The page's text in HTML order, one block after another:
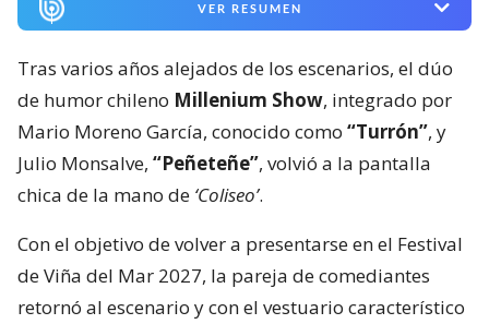
VER RESUMEN
Tras varios años alejados de los escenarios, el dúo
de humor chileno Millenium Show, integrado por
Mario Moreno García, conocido como “Turrón”, y
Julio Monsalve, “Peñeteñe”, volvió a la pantalla
chica de la mano de ‘Coliseo’.
Con el objetivo de volver a presentarse en el Festival
de Viña del Mar 2027, la pareja de comediantes
retornó al escenario y con el vestuario característico